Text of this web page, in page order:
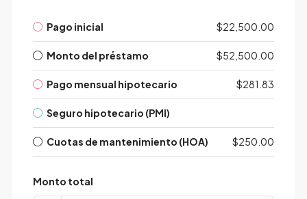
Pago inicial $22,500.00
Monto del préstamo $52,500.00
Pago mensual hipotecario $281.83
Seguro hipotecario (PMI)
Cuotas de mantenimiento (HOA) $250.00
Monto total